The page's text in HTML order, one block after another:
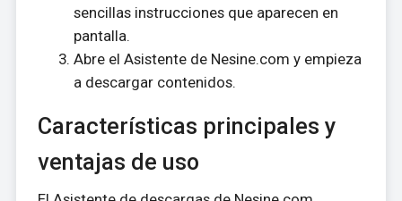
sencillas instrucciones que aparecen en
pantalla.
Abre el Asistente de Nesine.com y empieza
a descargar contenidos.
Características principales y
ventajas de uso